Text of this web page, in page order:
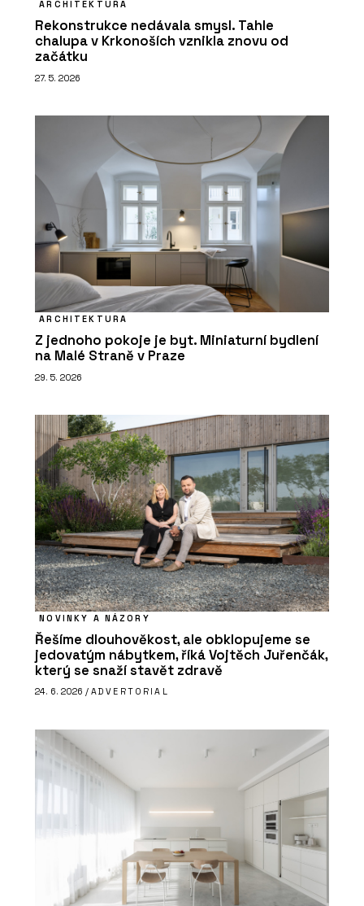
ARCHITEKTURA
Rekonstrukce nedávala smysl. Tahle
chalupa v Krkonoších vznikla znovu od
začátku
27. 5. 2026
ARCHITEKTURA
Z jednoho pokoje je byt. Miniaturní bydlení
na Malé Straně v Praze
29. 5. 2026
NOVINKY A NÁZORY
Řešíme dlouhověkost, ale obklopujeme se
jedovatým nábytkem, říká Vojtěch Juřenčák,
který se snaží stavět zdravě
24. 6. 2026 / ADVERTORIAL